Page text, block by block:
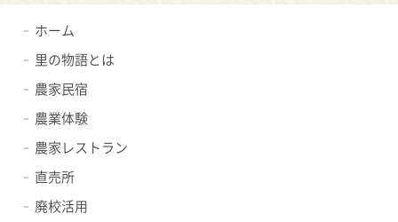
ホーム
里の物語とは
農家民宿
農業体験
農家レストラン
直売所
廃校活用